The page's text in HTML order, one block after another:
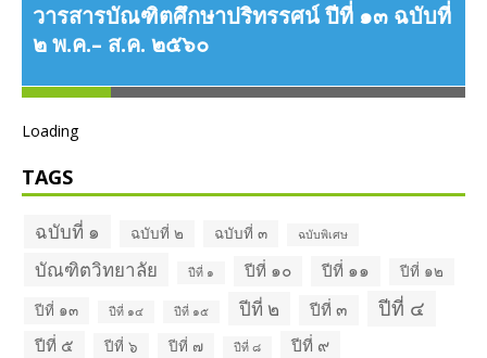
วารสารบัณฑิตศึกษาปริทรรศน์ ปีที่ ๑๓ ฉบับที่
๒ พ.ค.– ส.ค. ๒๕๖๐
Loading
TAGS
ฉบับที่ ๑ ฉบับที่ ๒ ฉบับที่ ๓ ฉบับพิเศษ
บัณฑิตวิทยาลัย ปีที่ ๑ ปีที่ ๑๐ ปีที่ ๑๑
ปีที่ ๑๒
ปีที่ ๑๓
ปีที่ ๑๔ ปีที่ ๑๕ ปีที่ ๒ ปีที่ ๓ ปีที่ ๔
ปีที่ ๕ ปีที่ ๖ ปีที่ ๗ ปีที่ ๘ ปีที่ ๙